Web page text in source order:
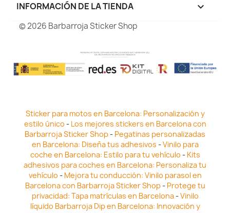
INFORMACIÓN DE LA TIENDA keyboard_arrow_down
© 2026 Barbarroja Sticker Shop
Sticker para motos en Barcelona: Personalización y
estilo único - Los mejores stickers en Barcelona con
Barbarroja Sticker Shop- Pegatinas personalizadas
en Barcelona: Diseña tus adhesivos -Vinilo para
coche en Barcelona: Estilo para tu vehículo - Kits
adhesivos para coches en Barcelona: Personaliza tu
vehículo - Mejora tu conducción: Vinilo parasol en
Barcelona con Barbarroja Sticker Shop- Protege tu
privacidad: Tapa matrículas en Barcelona-Vinilo
líquido Barbarroja Dip en Barcelona: Innovación y